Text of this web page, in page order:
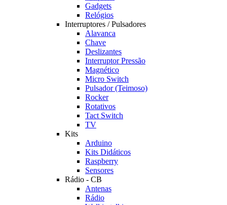
Gadgets
Relógios
Interruptores / Pulsadores
Alavanca
Chave
Deslizantes
Interruptor Pressão
Magnético
Micro Switch
Pulsador (Teimoso)
Rocker
Rotativos
Tact Switch
TV
Kits
Arduino
Kits Didáticos
Raspberry
Sensores
Rádio - CB
Antenas
Rádio